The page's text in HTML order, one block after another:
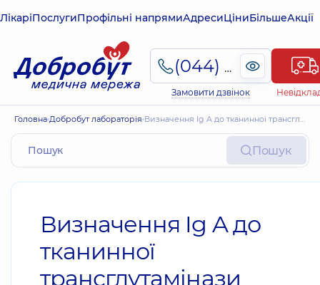
ЛікаріПослугиПрофільні напрямиАдресиЦіниБільшеАкції
(044) 495-2-888
Замовити дзвінок
Головна Добробут лабораторія Визначення Ig A до тканинної трансглутамінази
Пошук
Визначення Ig A до
тканинної
трансглутамінази